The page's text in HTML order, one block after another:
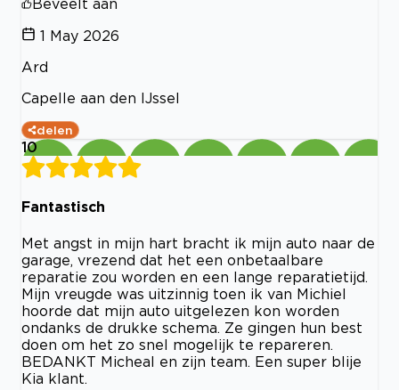
Beveelt aan
1 May 2026
Ard
Capelle aan den IJssel
delen
10
Fantastisch
Met angst in mijn hart bracht ik mijn auto naar de
garage, vrezend dat het een onbetaalbare
reparatie zou worden en een lange reparatietijd.
Mijn vreugde was uitzinnig toen ik van Michiel
hoorde dat mijn auto uitgelezen kon worden
ondanks de drukke schema. Ze gingen hun best
doen om het zo snel mogelijk te repareren.
BEDANKT Micheal en zijn team. Een super blije
Kia klant.